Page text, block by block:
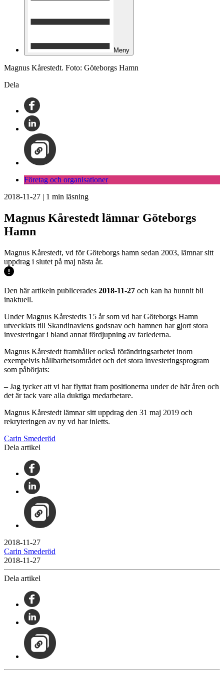
Meny
Magnus Kårestedt. Foto: Göteborgs Hamn
Dela
Företag och organisationer
2018-11-27 | 1 min läsning
Magnus Kårestedt lämnar Göteborgs
Hamn
Magnus Kårestedt, vd för Göteborgs hamn sedan 2003, lämnar sitt
uppdrag i slutet på maj nästa år.
Den här artikeln publicerades 2018-11-27 och kan ha hunnit bli
inaktuell.
Under Magnus Kårestedts 15 år som vd har Göteborgs Hamn
utvecklats till Skandinaviens godsnav och hamnen har gjort stora
investeringar i bland annat fördjupning av farlederna.
Magnus Kårestedt framhåller också förändringsarbetet inom
exempelvis hållbarhetsområdet och det stora investeringsprogram
som påbörjats:
– Jag tycker att vi har flyttat fram positionerna under de här åren och
det är tack vare alla duktiga medarbetare.
Magnus Kårestedt lämnar sitt uppdrag den 31 maj 2019 och
rekryteringen av ny vd har inletts.
Carin Smederöd
Dela artikel
2018-11-27
Carin Smederöd
2018-11-27
Dela artikel